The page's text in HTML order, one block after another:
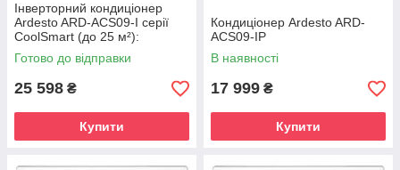
Інверторний кондиціонер
Ardesto ARD-ACS09-I серії
CoolSmart (до 25 м²):
енергоефективний фреон
R32
Готово до відправки
25 598 ₴
Купити
Кондиціонер Ardesto ARD-
ACS09-IP
В наявності
17 999 ₴
Купити